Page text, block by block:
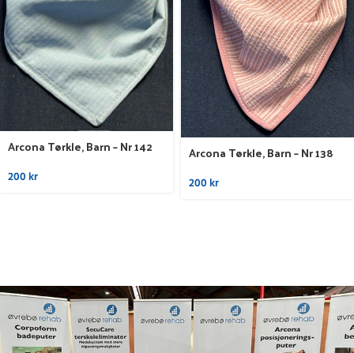
Arcona Tørkle, Barn – Nr 142
200kr
Arcona Tørkle, Barn – Nr 138
200kr